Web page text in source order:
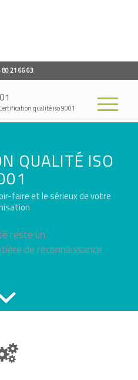
80 21 66 63
qualité iso 9001
QUALITÉ ISO
faire et le sérieux de votre
reste un
de reconnaissance